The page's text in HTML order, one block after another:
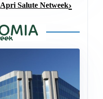
Apri Salute Netweek